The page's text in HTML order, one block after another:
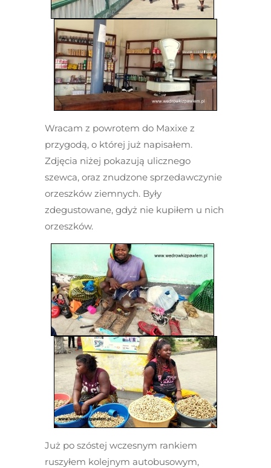
Wracam z powrotem do Maxixe z
przygodą, o której już napisałem.
Zdjęcia niżej pokazują ulicznego
szewca, oraz znudzone sprzedawczynie
orzeszków ziemnych. Były
zdegustowane, gdyż nie kupiłem u nich
orzeszków.
Już po szóstej wczesnym rankiem
ruszyłem kolejnym autobusowym,